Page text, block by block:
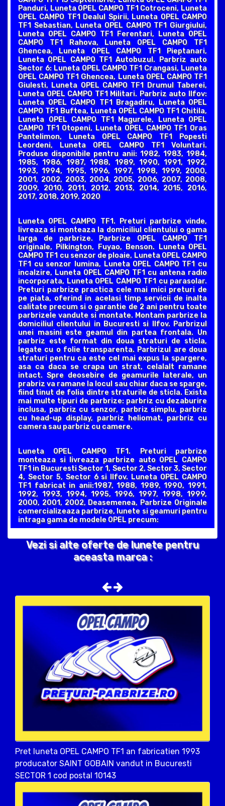
Panduri, Luneta OPEL CAMPO TF1 Cotroceni, Luneta
OPEL CAMPO TF1 Dealul Spirii, Luneta OPEL CAMPO
TF1 Sebastian, Luneta OPEL CAMPO TF1 Giurgiului,
Luneta OPEL CAMPO TF1 Ferentari, Luneta OPEL
CAMPO TF1 Rahova, Luneta OPEL CAMPO TF1
Ghencea, Luneta OPEL CAMPO TF1 Pieptanari,
Luneta OPEL CAMPO TF1 Autobuzul. Parbriz auto
Sector 6: Luneta OPEL CAMPO TF1 Crangasi, Luneta
OPEL CAMPO TF1 Ghencea, Luneta OPEL CAMPO TF1
Giulesti, Luneta OPEL CAMPO TF1 Drumul Taberei,
Luneta OPEL CAMPO TF1 Militari. Parbriz auto Ilfov:
Luneta OPEL CAMPO TF1 Bragadiru, Luneta OPEL
CAMPO TF1 Buftea, Luneta OPEL CAMPO TF1 Chitila,
Luneta OPEL CAMPO TF1 Magurele, Luneta OPEL
CAMPO TF1 Otopeni, Luneta OPEL CAMPO TF1 Oras
Pantelimon, Luneta OPEL CAMPO TF1 Popesti
Leordeni, Luneta OPEL CAMPO TF1 Voluntari.
Produse disponibile pentru anii: 1982, 1983, 1984,
1985, 1986, 1987, 1988, 1989, 1990, 1991, 1992,
1993, 1994, 1995, 1996, 1997, 1998, 1999, 2000,
2001, 2002, 2003, 2004, 2005, 2006, 2007, 2008,
2009, 2010, 2011, 2012, 2013, 2014, 2015, 2016,
2017, 2018, 2019, 2020
Luneta OPEL CAMPO TF1. Preturi parbrize vinde,
livreaza si monteaza la domiciliul clientului o gama
larga de parbrize. Parbrize OPEL CAMPO TF1
originale, Pilkington, Fuyao, Benson. Luneta OPEL
CAMPO TF1 cu senzor de ploaie, Luneta OPEL CAMPO
TF1 cu senzor lumina, Luneta OPEL CAMPO TF1 cu
incalzire, Luneta OPEL CAMPO TF1 cu antena radio
incorporata, Luneta OPEL CAMPO TF1 cu parasolar.
Preturi parbrize practica cele mai mici preturi de
pe piata, oferind in acelasi timp servicii de inalta
calitate precum si o garantie de 2 ani pentru toate
parbrizele vandute si montate. Montam parbrize la
domiciliul clientului in Bucuresti si Ilfov. Parbrizul
unei masini este geamul din partea frontala. Un
parbriz este format din doua straturi de sticla,
legate cu o folie transparenta. Parbrizul are doua
straturi pentru ca este cel mai expus la spargere,
asa ca daca se crapa un strat, celalalt ramane
intact. Spre deosebire de geamurile laterale, un
prabriz va ramane la locul sau chiar daca se sparge,
fiind tinut de folia dintre straturile de sticla. Exista
mai multe tipuri de parbrize: parbriz cu dezaburire
inclusa, parbriz cu senzor, parbriz simplu, parbriz
cu head-up display, parbriz heliomat, parbriz cu
camera sau parbriz cu camere.
Luneta OPEL CAMPO TF1. Preturi parbrize
monteaza si livreaza parbrize auto OPEL CAMPO
TF1 in Bucuresti Sector 1, Sector 2, Sector 3, Sector
4, Sector 5, Sector 6 si Ilfov. Luneta OPEL CAMPO
TF1 fabricat in anii:1987, 1988, 1989, 1990, 1991,
1992, 1993, 1994, 1995, 1996, 1997, 1998, 1999,
2000, 2001, 2002, Deasemenea, Parbrize Originale
comercializeaza parbrize, lunete si geamuri pentru
intraga gama de modele OPEL precum:
Vezi si alte oferte de lunete pentru
aceasta marca :
Pret luneta OPEL CAMPO TF1 an fabricatien 1993
producator SAINT GOBAIN vandut in Bucuresti
SECTOR 1 cod postal 10143